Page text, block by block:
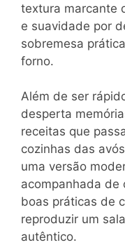
textura marcante
e suavidade por
sobremesa
forno.
Além de ser
desperta
receitas que
cozinhas das
uma versão
acompanhada de
boas práticas de
reproduzir um
autêntico.